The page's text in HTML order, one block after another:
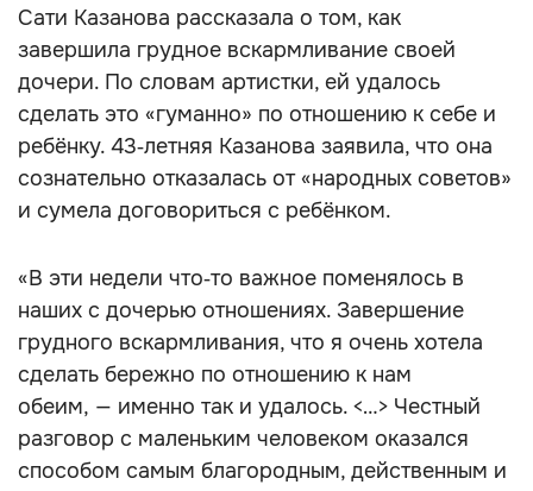
Сати Казанова рассказала о том, как
завершила грудное вскармливание своей
дочери. По словам артистки, ей удалось
сделать это «гуманно» по отношению к себе и
ребёнку. 43‑летняя Казанова заявила, что она
сознательно отказалась от «народных советов»
и сумела договориться с ребёнком.
«В эти недели что‑то важное поменялось в
наших с дочерью отношениях. Завершение
грудного вскармливания, что я очень хотела
сделать бережно по отношению к нам
обеим, — именно так и удалось. <…> Честный
разговор с маленьким человеком оказался
способом самым благородным, действенным и